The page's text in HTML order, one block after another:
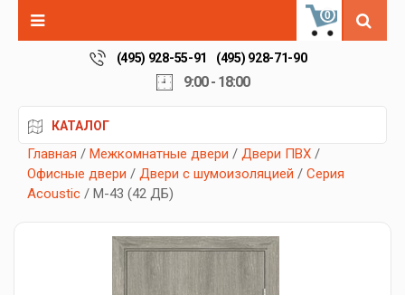
0
(495) 928-55-91 (495) 928-71-90
9:00 - 18:00
КАТАЛОГ
Главная / Межкомнатные двери / Двери ПВХ /
Офисные двери / Двери с шумоизоляцией / Серия
Acoustic / М-43 (42 ДБ)